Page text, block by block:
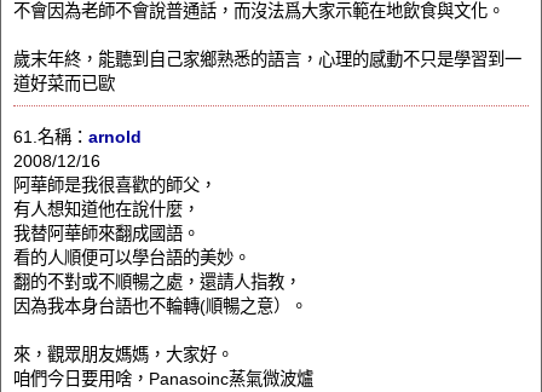
不會因為老師不會說普通話，而沒法爲大家示範在地飲食與文化。
歲末年終，能聽到自己家鄉熟悉的語言，心理的感動不只是學習到一
道好菜而已歐
61.名稱： arnold
2008/12/16
阿華師是我很喜歡的師父，
有人想知道他在說什麼，
我替阿華師來翻成國語。
看的人順便可以學台語的美妙。
翻的不對或不順暢之處，還請人指教，
因為我本身台語也不輪轉(順暢之意）。
來，觀眾朋友媽媽，大家好。
咱們今日要用啥，Panasoinc蒸氣微波爐